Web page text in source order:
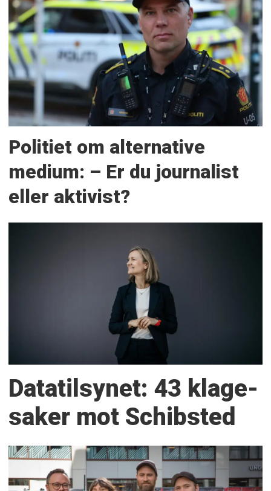
Politiet om alternative
medium: – Er du journalist
eller aktivist?
Datatilsynet: 43 klage­
saker mot Schibsted